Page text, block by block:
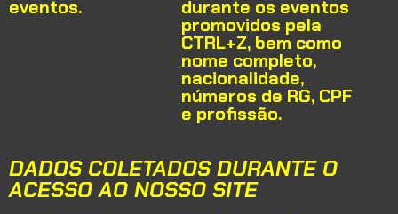
eventos. durante os eventos
promovidos pela
CTRL+Z, bem como
nome completo,
nacionalidade,
números de RG, CPF
e profissão.
DADOS COLETADOS DURANTE O
ACESSO AO NOSSO SITE